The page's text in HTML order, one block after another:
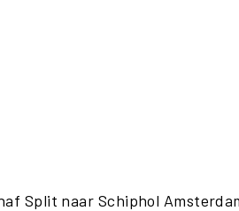
Split naar Schiphol